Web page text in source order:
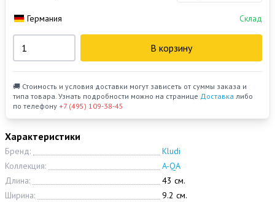
Характеристики
Бренд:
Kludi
Коллекция:
A-QA
Длина:
43 см.
Ширина:
9.2 см.
Германия Склад
В корзину
🚚 Стоимость и условия доставки могут зависеть от суммы заказа и
типа товара. Узнать подробности можно на странице Доставка либо
по телефону +7 (495) 109-38-45